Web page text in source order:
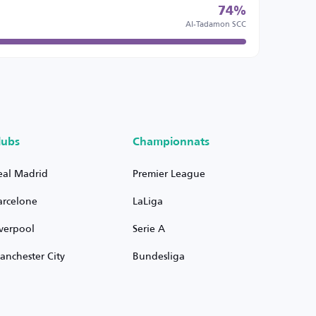
74%
Al-Tadamon SCC
Madrid
City
Championnats
Premier League
LaLiga
Serie A
Bundesliga